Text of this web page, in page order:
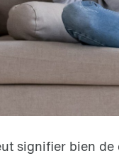
signifier bien